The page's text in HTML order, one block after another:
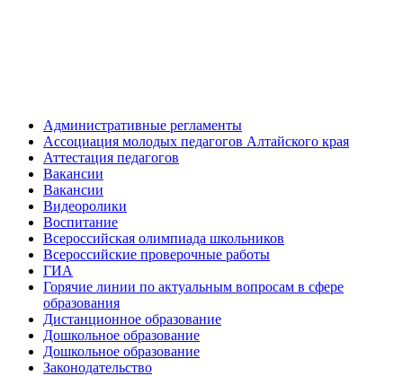
Административные регламенты
Ассоциация молодых педагогов Алтайского края
Аттестация педагогов
Вакансии
Вакансии
Видеоролики
Воспитание
Всероссийская олимпиада школьников
Всероссийские проверочные работы
ГИА
Горячие линии по актуальным вопросам в сфере
образования
Дистанционное образование
Дошкольное образование
Дошкольное образование
Законодательство